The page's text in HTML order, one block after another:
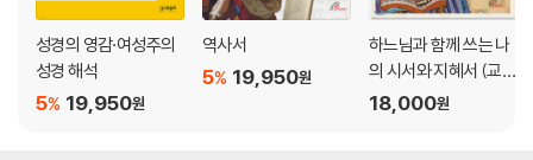
저술 배경, 신학적 주제 _127
개요 _133
신명기 주해
성경의 영감·여성주의
성경 해석
19,950원
5%
역사서
19,950원
5%
하느님과 함께 쓰는 나
의 시서와 지혜서 (교사
용)
18,000원